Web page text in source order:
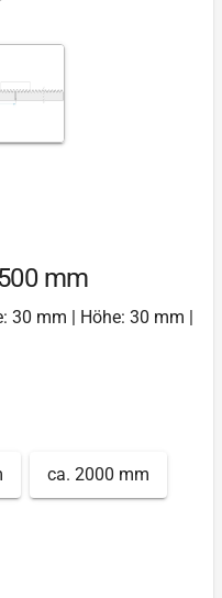
mm
30 mm | Höhe: 30 mm |
ca. 2000 mm